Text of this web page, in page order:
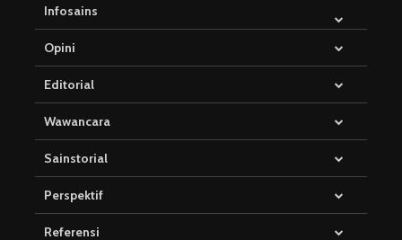
Infosains
Opini
Editorial
Wawancara
Sainstorial
Perspektif
Referensi